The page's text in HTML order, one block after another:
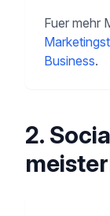
Fuer mehr
Business.
2.